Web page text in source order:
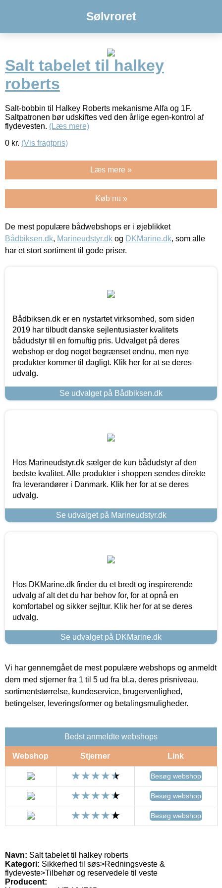
Sølvroret
Salt tabelet til halkey
roberts
Salt-bobbin til Halkey Roberts mekanisme Alfa og 1F.
Saltpatronen bør udskiftes ved den årlige egen-kontrol af
flydevesten. (Læs mere)
0 kr. (Vis fragtpris)
Læs mere »
Køb nu »
De mest populære bådwebshops er i øjeblikket
Bådbiksen.dk, Marineudstyr.dk og DKMarine.dk, som alle
har et stort sortiment til gode priser.
Bådbiksen.dk er en nystartet virksomhed, som siden
2019 har tilbudt danske sejlentusiaster kvalitets
bådudstyr til en fornuftig pris. Udvalget på deres
webshop er dog noget begrænset endnu, men nye
produkter kommer til dagligt. Klik her for at se deres
udvalg.
Se udvalget på Bådbiksen.dk
Hos Marineudstyr.dk sælger de kun bådudstyr af den
bedste kvalitet. Alle produkter i shoppen sendes direkte
fra leverandører i Danmark. Klik her for at se deres
udvalg.
Se udvalget på Marineudstyr.dk
Hos DKMarine.dk finder du et bredt og inspirerende
udvalg af alt det du har behov for, for at opnå en
komfortabel og sikker sejltur. Klik her for at se deres
udvalg.
Se udvalget på DKMarine.dk
Vi har gennemgået de mest populære webshops og anmeldt
dem med stjerner fra 1 til 5 ud fra bl.a. deres prisniveau,
sortimentstørrelse, kundeservice, brugervenlighed,
betingelser, leveringsformer og betalingsmuligheder.
Bedst anmeldte webshops
Webshop Stjerner Link
Besøg webshop
Besøg webshop
Besøg webshop
Navn: Salt tabelet til halkey roberts
Kategori: Sikkerhed til søs>Redningsveste &
flydeveste>Tilbehør og reservedele til veste
Producent: